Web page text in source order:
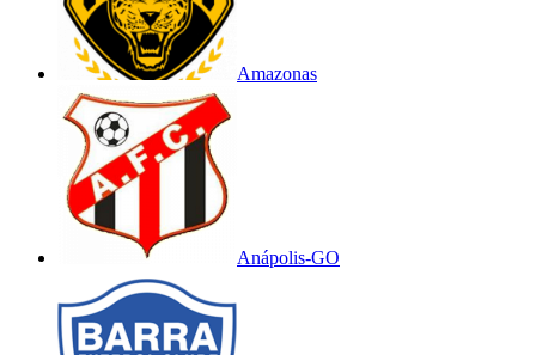
Amazonas
Anápolis-GO